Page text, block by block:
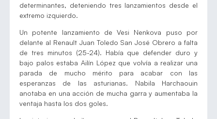
determinantes, deteniendo tres lanzamientos desde el
extremo izquierdo.
Un potente lanzamiento de Vesi Nenkova puso por
delante al Renault Juan Toledo San José Obrero a falta
de tres minutos (25-24). Había que defender duro y
bajo palos estaba Ailín López que volvía a realizar una
parada de mucho mérito para acabar con las
esperanzas de las asturianas. Nabila Harchaouin
anotaba en una acción de mucha garra y aumentaba la
ventaja hasta los dos goles.